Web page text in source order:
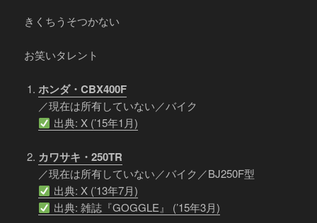
きくちうそつかない
お笑いタレント
ホンダ・CBX400F
／現在は所有していない／バイク
出典: X (’15年1月)
カワサキ・250TR
／現在は所有していない／バイク／BJ250F型
出典: X (’13年7月)
出典: 雑誌『GOGGLE』 (’15年3月)